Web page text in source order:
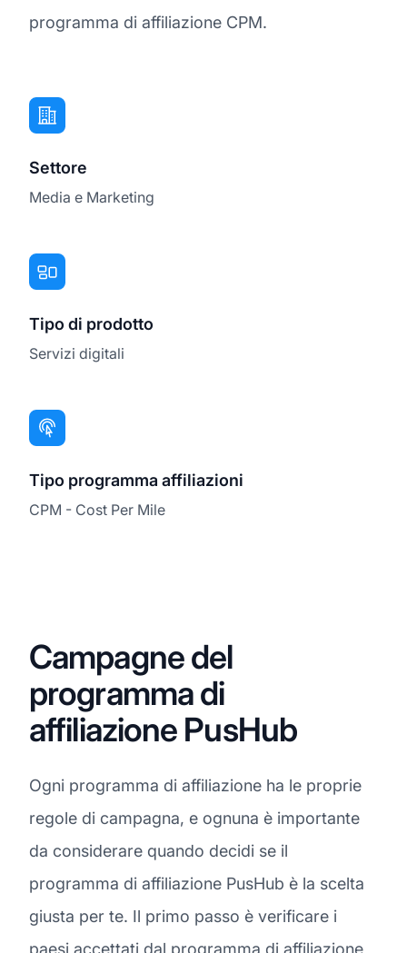
programma di affiliazione CPM.
Settore
Media e Marketing
Tipo di prodotto
Servizi digitali
Tipo programma affiliazioni
CPM - Cost Per Mile
Campagne del
programma di
affiliazione PusHub
Ogni programma di affiliazione ha le proprie
regole di campagna, e ognuna è importante
da considerare quando decidi se il
programma di affiliazione PusHub è la scelta
giusta per te. Il primo passo è verificare i
paesi accettati dal programma di affiliazione